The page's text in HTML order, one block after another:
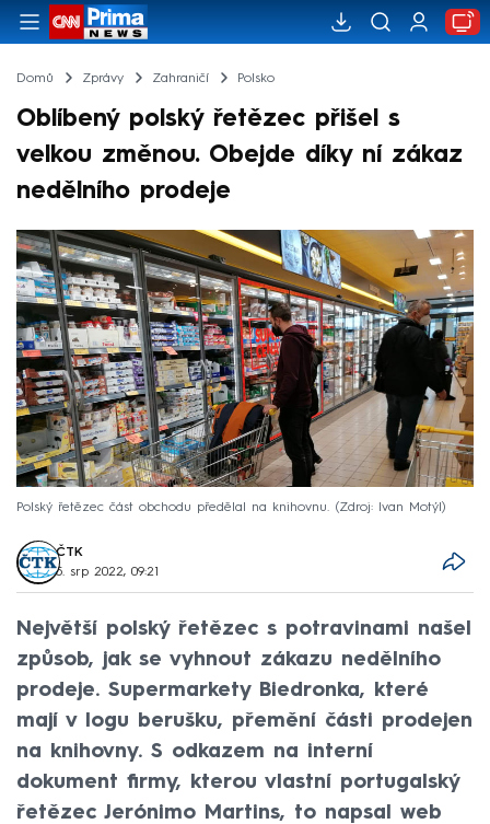
Domů Zprávy Zahraničí Polsko
Oblíbený polský řetězec přišel s
velkou změnou. Obejde díky ní zákaz
nedělního prodeje
Polský řetězec část obchodu předělal na knihovnu. Zdroj: Ivan Motýl
ČTK
5. srp 2022, 09:21
Největší polský řetězec s potravinami našel
způsob, jak se vyhnout zákazu nedělního
prodeje. Supermarkety Biedronka, které
mají v logu berušku, přemění části prodejen
na knihovny. S odkazem na interní
dokument firmy, kterou vlastní portugalský
řetězec Jerónimo Martins, to napsal web